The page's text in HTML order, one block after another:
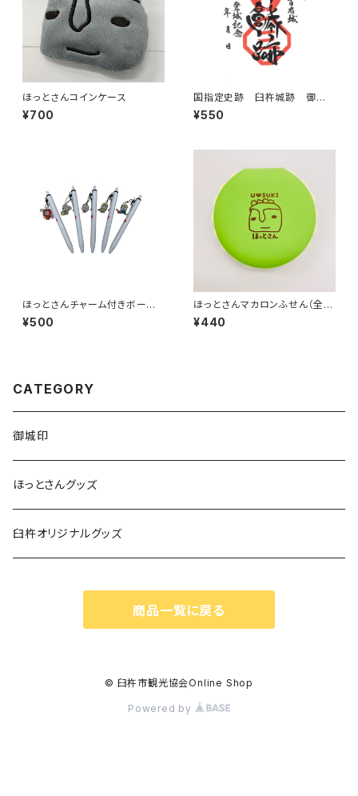
ほっとさんコインケース
¥700
国指定史跡 臼杵城跡 御城
印 大友氏・稲葉氏家紋入り
¥550
ほっとさんチャーム付きボール
ペン
¥500
ほっとさんマカロンふせん（全5
色）
¥440
CATEGORY
御城印
ほっとさんグッズ
臼杵オリジナルグッズ
商品一覧に戻る
© 臼杵市観光協会Online Shop
Powered by